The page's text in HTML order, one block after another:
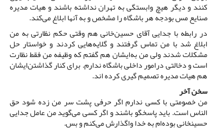
کنند و دیگر هیچ وابستگی به تهران نداشته باشند و هیات مدیره
صنایع مس بودجه هر باشگاه را مشخص و به آنها ابلاغ می‌کند.
در رابطه با جدایی آقای حسین‌خانی هم وقتی حکم نظارتی به من
ابلاغ شد با من تماس گرفتند و گلایه‌هایی کردند و خواستار حل
مشکلات شدند ولی من به‌ایشان هم گفتم که وظیفه من فقط نظارت
است و دخالتی در‌امور داخلی باشگاه ندارم. برای کنار گذاشتن‌ایشان
هم هیات مدیره تصمیم گیری کرده اند.
سخن آخر
من خصومتی با کسی ندارم اگر حرفی پشت سر من زده شود حق
الناس است. باید پاسخگو باشند و اگر کسی می‌گوید من عامل جدایی
حسینخانی بوده‌ام به خدا واگذارش می‌کنم و بس.